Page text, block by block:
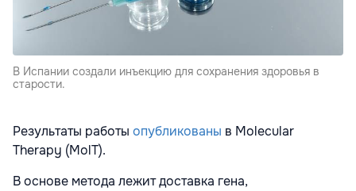
В Испании создали инъекцию для сохранения здоровья в
старости.
Результаты работы опубликованы в Molecular
Therapy (MolT).
В основе метода лежит доставка гена,